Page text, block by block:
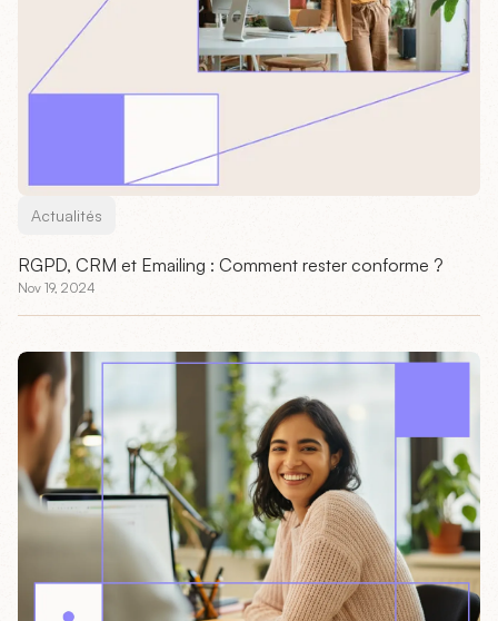
Actualités
RGPD, CRM et Emailing : Comment rester conforme ?
Nov 19, 2024